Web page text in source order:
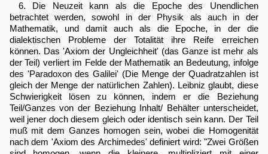
6. Die Neuzeit kann als die Epoche des Unendlichen
betrachtet werden, sowohl in der Physik als auch in der
Mathematik, und damit auch als die Epoche, in der die
dialektischen Probleme der Totalität ihre Reife erreichen
können. Das 'Axiom der Ungleichheit' (das Ganze ist mehr als
der Teil) verliert im Felde der Mathematik an Bedeutung, infolge
des 'Paradoxon des Galilei' (Die Menge der Quadratzahlen ist
gleich der Menge der natürlichen Zahlen). Leibniz glaubt, diese
Schwierigkeit lösen zu können, indem er die Beziehung
Teil/Ganzes von der Beziehung Inhalt/ Behälter unterscheidet,
weil jener doch diesem gleich oder identisch sein kann. Der Teil
muß mit dem Ganzes homogen sein, wobei die Homogenität
nach dem 'Axiom des Archimedes' definiert wird: "Zwei Größen